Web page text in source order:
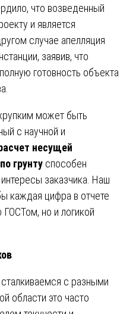
что возведенный
и является
случае апелляция
заявив, что
готовность объекта
может быть
с научной и
несущей
грунту способен
заказчика. Наш
каждая цифра в отчете
но и логикой
с разными
области это часто